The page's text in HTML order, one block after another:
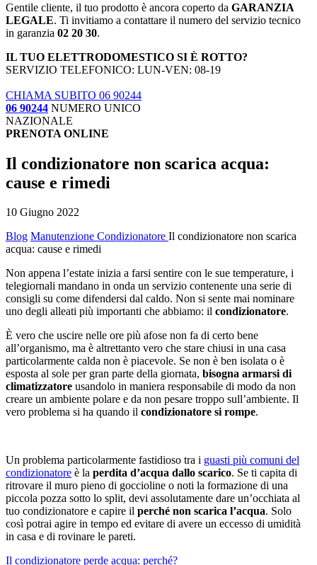
Gentile cliente, il tuo prodotto è ancora coperto da GARANZIA
LEGALE. Ti invitiamo a contattare il numero del servizio tecnico
in garanzia 02 20 30.
IL TUO ELETTRODOMESTICO SI È ROTTO?
SERVIZIO TELEFONICO: LUN-VEN: 08-19
CHIAMA SUBITO 06 90244
06 90244 NUMERO UNICO
NAZIONALE
PRENOTA ONLINE
Il condizionatore non scarica acqua:
cause e rimedi
10 Giugno 2022
Blog Manutenzione Condizionatore Il condizionatore non scarica
acqua: cause e rimedi
Non appena l’estate inizia a farsi sentire con le sue temperature, i
telegiornali mandano in onda un servizio contenente una serie di
consigli su come difendersi dal caldo. Non si sente mai nominare
uno degli alleati più importanti che abbiamo: il condizionatore.
È vero che uscire nelle ore più afose non fa di certo bene
all’organismo, ma è altrettanto vero che stare chiusi in una casa
particolarmente calda non è piacevole. Se non è ben isolata o è
esposta al sole per gran parte della giornata, bisogna armarsi di
climatizzatore usandolo in maniera responsabile di modo da non
creare un ambiente polare e da non pesare troppo sull’ambiente. Il
vero problema si ha quando il condizionatore si rompe.
Un problema particolarmente fastidioso tra i guasti più comuni del
condizionatore è la perdita d’acqua dallo scarico. Se ti capita di
ritrovare il muro pieno di goccioline o noti la formazione di una
piccola pozza sotto lo split, devi assolutamente dare un’occhiata al
tuo condizionatore e capire il perché non scarica l’acqua. Solo
così potrai agire in tempo ed evitare di avere un eccesso di umidità
in casa e di rovinare le pareti.
Il condizionatore perde acqua: perché?